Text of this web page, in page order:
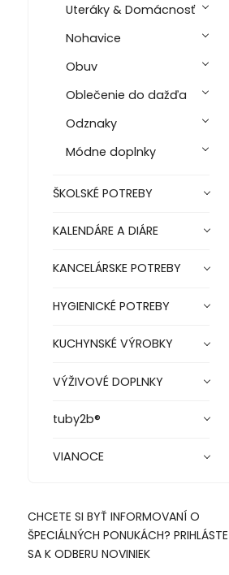
Uteráky & Domácnosť
Nohavice
Obuv
Oblečenie do dažďa
Odznaky
Módne doplnky
ŠKOLSKÉ POTREBY
KALENDÁRE A DIÁRE
KANCELÁRSKE POTREBY
HYGIENICKÉ POTREBY
KUCHYNSKÉ VÝROBKY
VÝŽIVOVÉ DOPLNKY
tuby2b®
VIANOCE
CHCETE SI BYŤ INFORMOVANÍ O
ŠPECIÁLNÝCH PONUKÁCH? PRIHLÁSTE
SA K ODBERU NOVINIEK